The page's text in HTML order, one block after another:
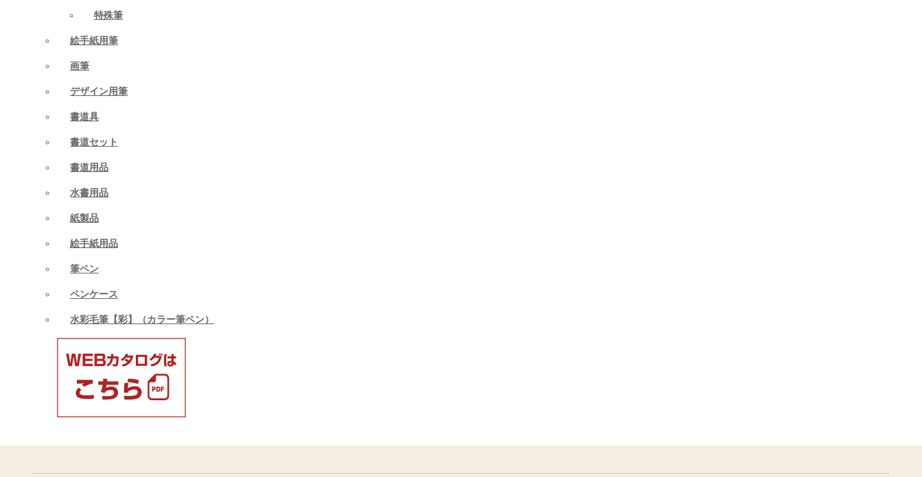
特殊筆
絵手紙用筆
画筆
デザイン用筆
書道具
書道セット
書道用品
水書用品
紙製品
絵手紙用品
筆ペン
ペンケース
水彩毛筆【彩】（カラー筆ペン）